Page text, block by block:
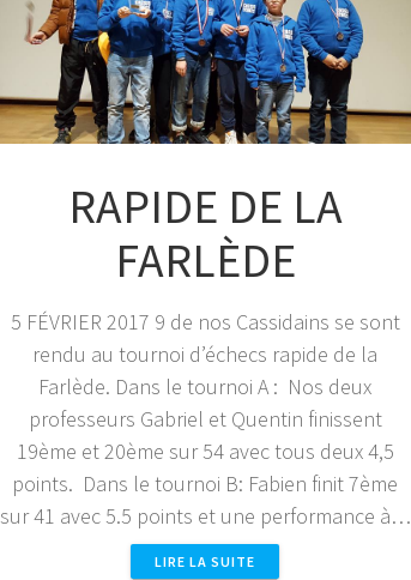
RAPIDE DE LA
FARLÈDE
5 FÉVRIER 2017 9 de nos Cassidains se sont
rendu au tournoi d’échecs rapide de la
Farlède. Dans le tournoi A : Nos deux
professeurs Gabriel et Quentin finissent
19ème et 20ème sur 54 avec tous deux 4,5
points. Dans le tournoi B: Fabien finit 7ème
sur 41 avec 5.5 points et une performance à…
LIRE LA SUITE